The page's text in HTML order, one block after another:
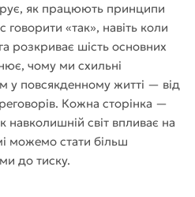
як працюють принципи
«так», навіть коли
розкриває шість основних
чому ми схильні
у повсякденному житті — від
Кожна сторінка —
навколишній світ впливає на
можемо стати більш
до тиску.